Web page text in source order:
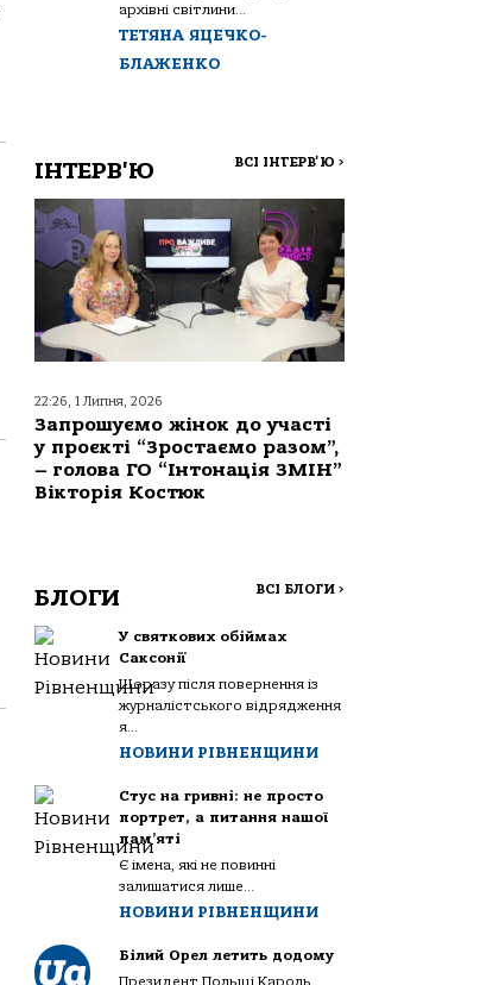
архівні світлини...
ТЕТЯНА ЯЦЕЧКО-
БЛАЖЕНКО
ІНТЕРВ'Ю ВСІ ІНТЕРВ'Ю >
22:26, 1 Липня, 2026
Запрошуємо жінок до участі
у проєкті “Зростаємо разом”,
– голова ГО “Інтонація ЗМІН”
Вікторія Костюк
БЛОГИ ВСІ БЛОГИ >
У святкових обіймах
Саксонії
Щоразу після повернення із
журналістського відрядження
я...
НОВИНИ РІВНЕНЩИНИ
Стус на гривні: не просто
портрет, а питання нашої
пам’яті
Є імена, які не повинні
залишатися лише...
НОВИНИ РІВНЕНЩИНИ
Білий Орел летить додому